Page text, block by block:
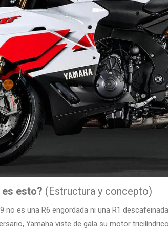
es esto? (Estructura y concepto)
no es una R6 engordada ni una R1
Yamaha viste de gala su motor